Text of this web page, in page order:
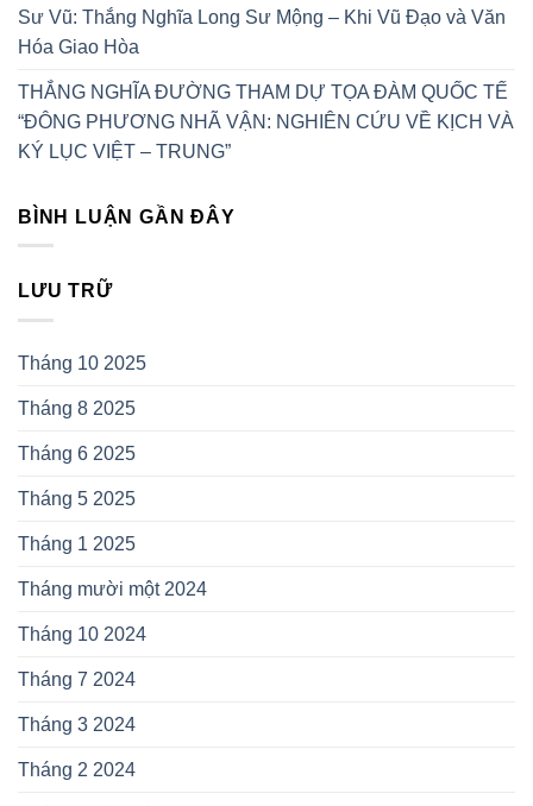
Sư Vũ: Thắng Nghĩa Long Sư Mộng – Khi Vũ Đạo và Văn
Hóa Giao Hòa
THẮNG NGHĨA ĐƯỜNG THAM DỰ TỌA ĐÀM QUỐC TẾ
“ĐÔNG PHƯƠNG NHÃ VẬN: NGHIÊN CỨU VỀ KỊCH VÀ
KÝ LỤC VIỆT – TRUNG”
BÌNH LUẬN GẦN ĐÂY
LƯU TRỮ
Tháng 10 2025
Tháng 8 2025
Tháng 6 2025
Tháng 5 2025
Tháng 1 2025
Tháng mười một 2024
Tháng 10 2024
Tháng 7 2024
Tháng 3 2024
Tháng 2 2024